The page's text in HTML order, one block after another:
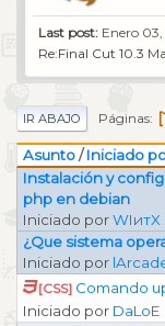
Last post: Enero
Re:Final Cut 10.3
IR ABAJO Páginas
Asunto/Iniciado
Instalación y
php en debian
Iniciado porWIитX
¿Que sistema
Iniciado por
[CSS] Comando
Iniciado por DaLoE